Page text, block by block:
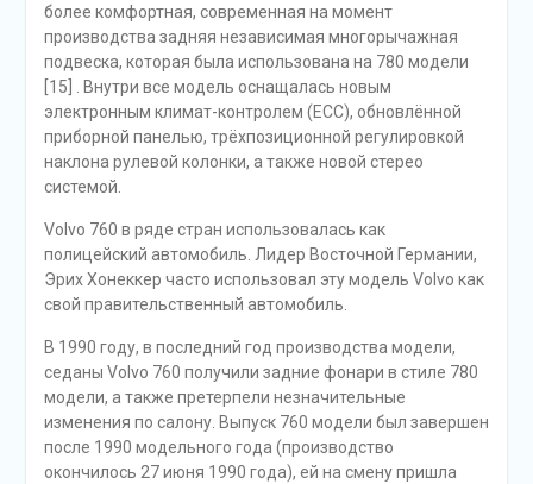
более комфортная, современная на момент
производства задняя независимая многорычажная
подвеска, которая была использована на 780 модели
[15] . Внутри все модель оснащалась новым
электронным климат-контролем (ECC), обновлённой
приборной панелью, трёхпозиционной регулировкой
наклона рулевой колонки, а также новой стерео
системой.
Volvo 760 в ряде стран использовалась как
полицейский автомобиль. Лидер Восточной Германии,
Эрих Хонеккер часто использовал эту модель Volvo как
свой правительственный автомобиль.
В 1990 году, в последний год производства модели,
седаны Volvo 760 получили задние фонари в стиле 780
модели, а также претерпели незначительные
изменения по салону. Выпуск 760 модели был завершен
после 1990 модельного года (производство
окончилось 27 июня 1990 года), ей на смену пришла